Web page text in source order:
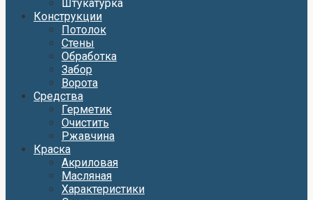
Штукатурка
Конструкции
Потолок
Стены
Обработка
Забор
Ворота
Средства
Герметик
Очистить
Ржавчина
Краска
Акриловая
Масляная
Характеристики